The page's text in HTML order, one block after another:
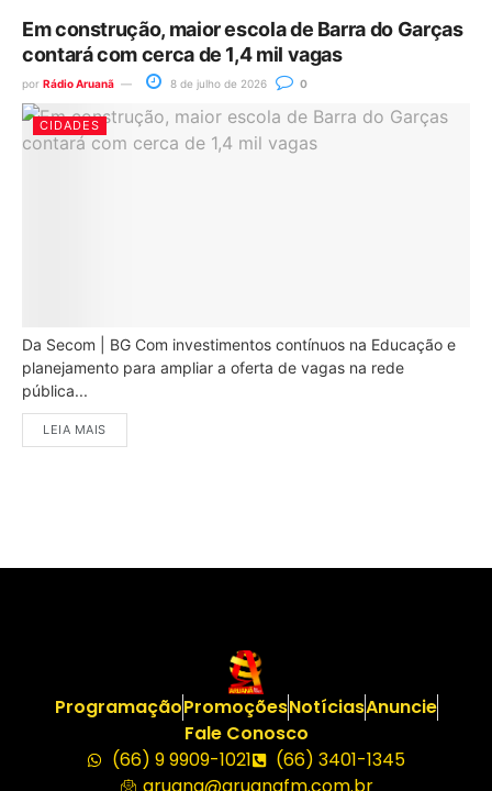
Em construção, maior escola de Barra do Garças
contará com cerca de 1,4 mil vagas
por Rádio Aruanã 8 de julho de 2026 0
CIDADES
Da Secom | BG Com investimentos contínuos na Educação e
planejamento para ampliar a oferta de vagas na rede
pública...
LEIA MAIS
ProgramaçãoPromoçõesNotíciasAnuncie
Fale Conosco
(66) 9 9909-1021
(66) 3401-1345